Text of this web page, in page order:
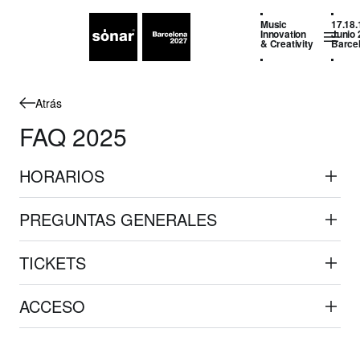
Music
Innovation
& Creativity
Junio
Atrás
FAQ 2025
HORARIOS
PREGUNTAS GENERALES
TICKETS
ACCESO